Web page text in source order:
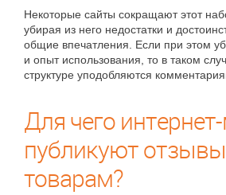
Некоторые сайты сокращают этот
убирая из него недостатки и
общие впечатления. Если при этом
и опыт использования, то в таком
структуре уподобляются
Для чего
публикуют
товарам?